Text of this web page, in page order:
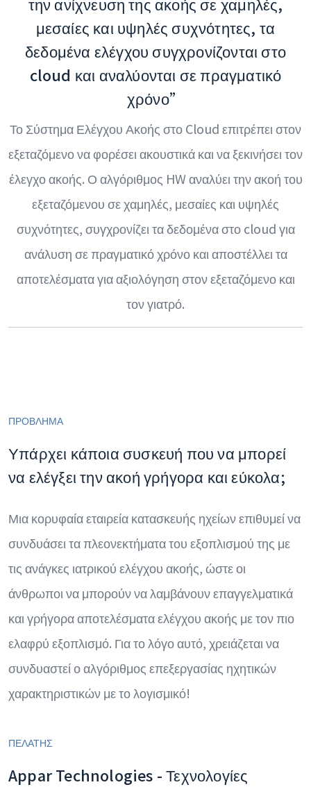
μεσαίες και υψηλές συχνότητες, τα
δεδομένα ελέγχου συγχρονίζονται στο
cloud και αναλύονται σε πραγματικό
χρόνο”
Το Σύστημα Ελέγχου Ακοής στο Cloud επιτρέπει στον
εξεταζόμενο να φορέσει ακουστικά και να ξεκινήσει τον
έλεγχο ακοής. Ο αλγόριθμος HW αναλύει την ακοή του
εξεταζόμενου σε χαμηλές, μεσαίες και υψηλές
συχνότητες, συγχρονίζει τα δεδομένα στο cloud για
ανάλυση σε πραγματικό χρόνο και αποστέλλει τα
αποτελέσματα για αξιολόγηση στον εξεταζόμενο και
τον γιατρό.
ΠΡΟΒΛΗΜΑ
Υπάρχει κάποια συσκευή που να μπορεί
να ελέγξει την ακοή γρήγορα και εύκολα;
Μια κορυφαία εταιρεία κατασκευής ηχείων επιθυμεί να
συνδυάσει τα πλεονεκτήματα του εξοπλισμού της με
τις ανάγκες ιατρικού ελέγχου ακοής, ώστε οι
άνθρωποι να μπορούν να λαμβάνουν επαγγελματικά
και γρήγορα αποτελέσματα ελέγχου ακοής με τον πιο
ελαφρύ εξοπλισμό. Για το λόγο αυτό, χρειάζεται να
συνδυαστεί ο αλγόριθμος επεξεργασίας ηχητικών
χαρακτηριστικών με το λογισμικό!
ΠΕΛΑΤΗΣ
Appar Technologies - Τεχνολογίες